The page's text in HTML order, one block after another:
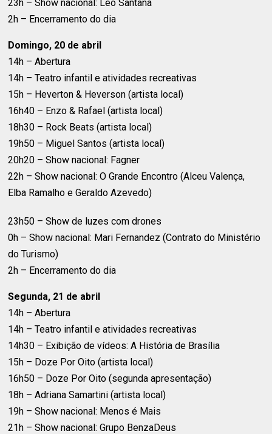
23h – Show nacional: Léo Santana
2h – Encerramento do dia
Domingo, 20 de abril
14h – Abertura
14h – Teatro infantil e atividades recreativas
15h – Heverton & Heverson (artista local)
16h40 – Enzo & Rafael (artista local)
18h30 – Rock Beats (artista local)
19h50 – Miguel Santos (artista local)
20h20 – Show nacional: Fagner
22h – Show nacional: O Grande Encontro (Alceu Valença,
Elba Ramalho e Geraldo Azevedo)
23h50 – Show de luzes com drones
0h – Show nacional: Mari Fernandez (Contrato do Ministério
do Turismo)
2h – Encerramento do dia
Segunda, 21 de abril
14h – Abertura
14h – Teatro infantil e atividades recreativas
14h30 – Exibição de vídeos: A História de Brasília
15h – Doze Por Oito (artista local)
16h50 – Doze Por Oito (segunda apresentação)
18h – Adriana Samartini (artista local)
19h – Show nacional: Menos é Mais
21h – Show nacional: Grupo BenzaDeus